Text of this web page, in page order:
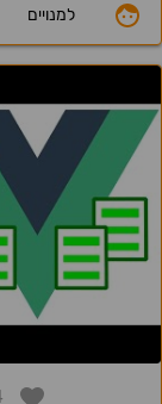
למנויים